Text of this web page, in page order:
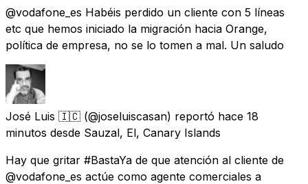
@vodafone_es Habéis perdido un cliente con 5 líneas
etc que hemos iniciado la migración hacia Orange,
política de empresa, no se lo tomen a mal. Un saludo
José Luis 🇮🇨 (@joseluiscasan) reportó hace 18
minutos desde Sauzal, El, Canary Islands
Hay que gritar #BastaYa de que atención al cliente de
@vodafone_es actúe como agente comerciales a